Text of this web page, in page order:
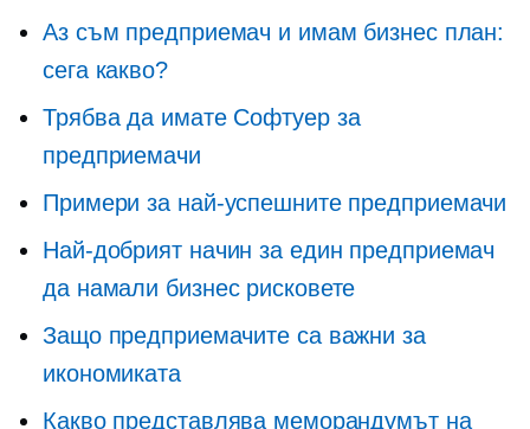
Аз съм предприемач и имам бизнес план:
сега какво?
Трябва да иматеСофтуер за
предприемачи
Примери за най-успешните предприемачи
Най-добрият начин за един предприемач
да намали бизнес рисковете
Защо предприемачите са важни за
икономиката
Какво представлява меморандумът на